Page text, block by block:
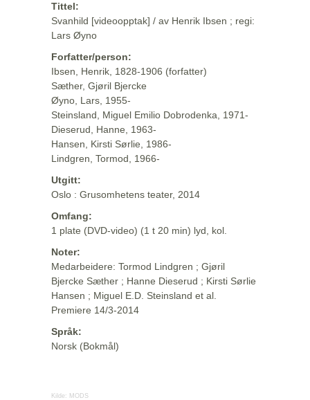
Tittel:
Svanhild [videoopptak] / av Henrik Ibsen ; regi:
Lars Øyno
Forfatter/person:
Ibsen, Henrik, 1828-1906 (forfatter)
Sæther, Gjøril Bjercke
Øyno, Lars, 1955-
Steinsland, Miguel Emilio Dobrodenka, 1971-
Dieserud, Hanne, 1963-
Hansen, Kirsti Sørlie, 1986-
Lindgren, Tormod, 1966-
Utgitt:
Oslo : Grusomhetens teater, 2014
Omfang:
1 plate (DVD-video) (1 t 20 min) lyd, kol.
Noter:
Medarbeidere: Tormod Lindgren ; Gjøril
Bjercke Sæther ; Hanne Dieserud ; Kirsti Sørlie
Hansen ; Miguel E.D. Steinsland et al.
Premiere 14/3-2014
Språk:
Norsk (Bokmål)
Kilde: MODS